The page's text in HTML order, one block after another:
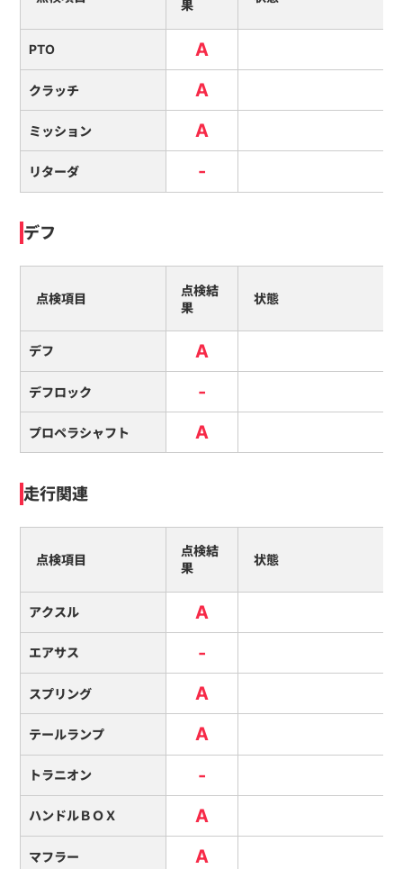
果
PTO A
クラッチ A
ミッション A
リターダ -
デフ
点検項目
点検結
果
状態
デフ A
デフロック -
プロペラシャフト A
走行関連
点検項目
点検結
果
状態
アクスル A
エアサス -
スプリング A
テールランプ A
トラニオン -
ハンドルＢＯＸ A
マフラー A